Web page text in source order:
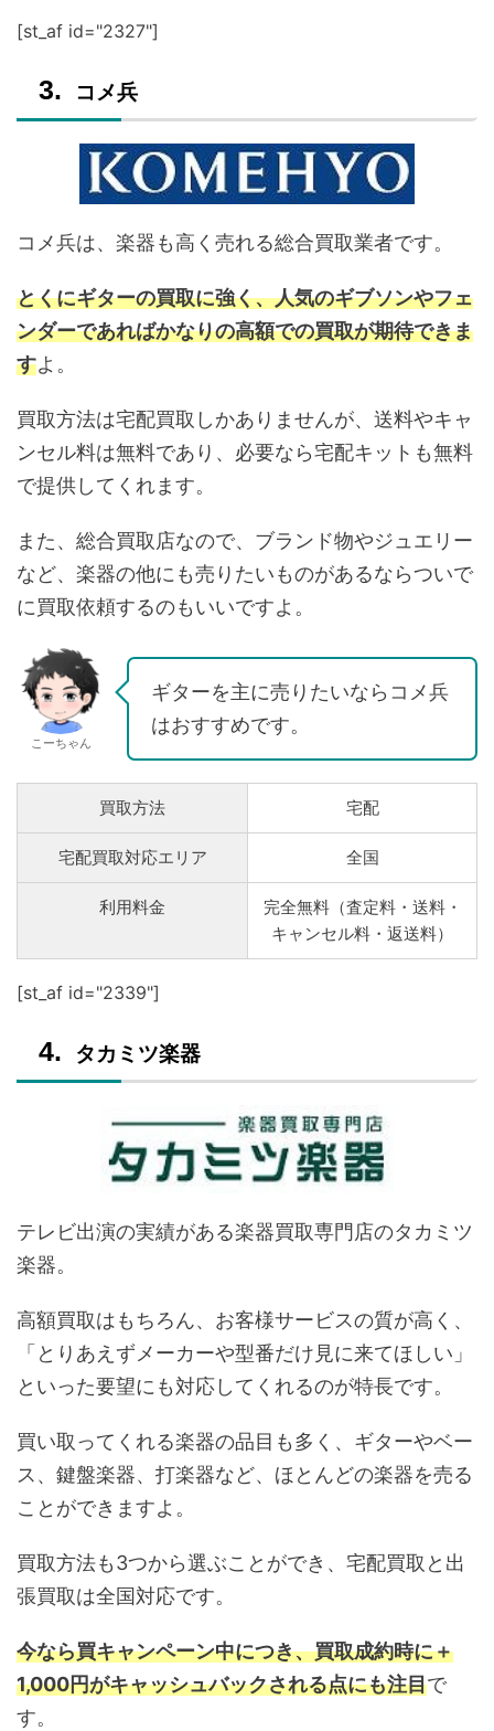
[st_af id="2327"]
コメ兵
コメ兵は、楽器も高く売れる総合買取業者です。
とくにギターの買取に強く、人気のギブソンやフェ
ンダーであればかなりの高額での買取が期待できま
すよ。
買取方法は宅配買取しかありませんが、送料やキャ
ンセル料は無料であり、必要なら宅配キットも無料
で提供してくれます。
また、総合買取店なので、ブランド物やジュエリー
など、楽器の他にも売りたいものがあるならついで
に買取依頼するのもいいですよ。
こーちゃん
ギターを主に売りたいならコメ兵
はおすすめです。
買取方法 宅配
宅配買取対応エリア 全国
利用料金
完全無料（査定料・送料・
キャンセル料・返送料）
[st_af id="2339"]
タカミツ楽器
テレビ出演の実績がある楽器買取専門店のタカミツ
楽器。
高額買取はもちろん、お客様サービスの質が高く、
「とりあえずメーカーや型番だけ見に来てほしい」
といった要望にも対応してくれるのが特長です。
買い取ってくれる楽器の品目も多く、ギターやベー
ス、鍵盤楽器、打楽器など、ほとんどの楽器を売る
ことができますよ。
買取方法も3つから選ぶことができ、宅配買取と出
張買取は全国対応です。
今なら買キャンペーン中につき、買取成約時に＋
1,000円がキャッシュバックされる点にも注目で
す。